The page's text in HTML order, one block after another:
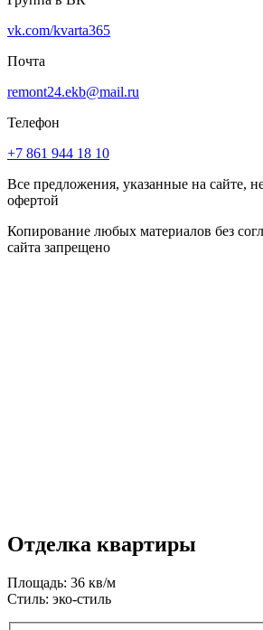
vk.com/kvarta365
Почта
remont24.ekb@mail.ru
Телефон
+7 861 944 18 10
Все предложения, указанные на сайте,
офертой
Копирование любых материалов без
сайта запрещено
Отделка квартиры
Площадь: 36 кв/м
Стиль: эко-стиль